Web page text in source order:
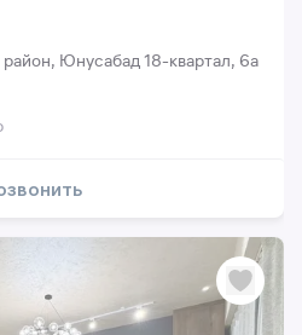
Юнусабад 18-квартал, 6a